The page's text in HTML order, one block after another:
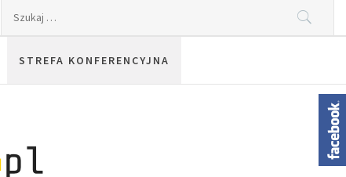
STREFA KONFERENCYJNA